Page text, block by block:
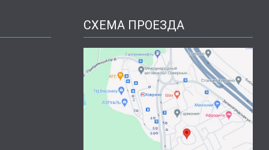
СХЕМА ПРОЕЗДА